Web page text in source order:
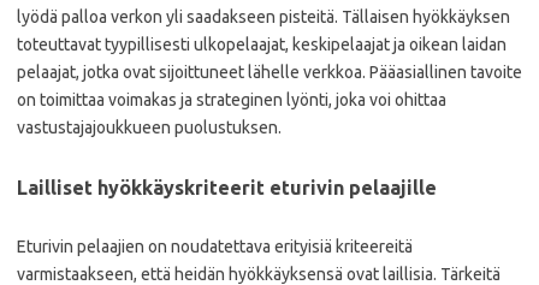
lyödä palloa verkon yli saadakseen pisteitä. Tällaisen hyökkäyksen
toteuttavat tyypillisesti ulkopelaajat, keskipelaajat ja oikean laidan
pelaajat, jotka ovat sijoittuneet lähelle verkkoa. Pääasiallinen tavoite
on toimittaa voimakas ja strateginen lyönti, joka voi ohittaa
vastustajajoukkueen puolustuksen.
Lailliset hyökkäyskriteerit eturivin pelaajille
Eturivin pelaajien on noudatettava erityisiä kriteereitä
varmistaakseen, että heidän hyökkäyksensä ovat laillisia. Tärkeitä